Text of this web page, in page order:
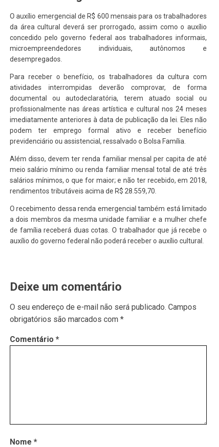
O auxílio emergencial de R$ 600 mensais para os trabalhadores
da área cultural deverá ser prorrogado, assim como o auxílio
concedido pelo governo federal aos trabalhadores informais,
microempreendedores individuais, autônomos e
desempregados.
Para receber o benefício, os trabalhadores da cultura com
atividades interrompidas deverão comprovar, de forma
documental ou autodeclaratória, terem atuado social ou
profissionalmente nas áreas artística e cultural nos 24 meses
imediatamente anteriores à data de publicação da lei. Eles não
podem ter emprego formal ativo e receber benefício
previdenciário ou assistencial, ressalvado o Bolsa Família.
Além disso, devem ter renda familiar mensal per capita de até
meio salário mínimo ou renda familiar mensal total de até três
salários mínimos, o que for maior; e não ter recebido, em 2018,
rendimentos tributáveis acima de R$ 28.559,70.
O recebimento dessa renda emergencial também está limitado
a dois membros da mesma unidade familiar e a mulher chefe
de família receberá duas cotas. O trabalhador que já recebe o
auxílio do governo federal não poderá receber o auxílio cultural.
Deixe um comentário
O seu endereço de e-mail não será publicado. Campos
obrigatórios são marcados com *
Comentário *
Nome *